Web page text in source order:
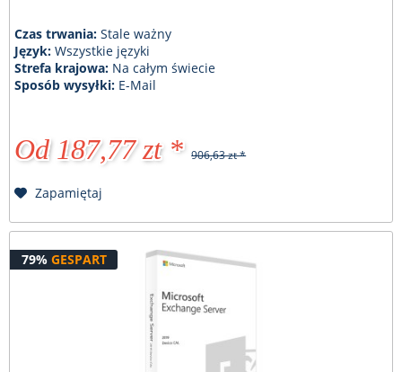
Czas trwania:Stale ważny
Język:Wszystkie języki
Strefa krajowa: Na całym świecie
Sposób wysyłki: E-Mail
Od 187,77 zt * 906,63 zt *
Zapamiętaj
79% GESPART